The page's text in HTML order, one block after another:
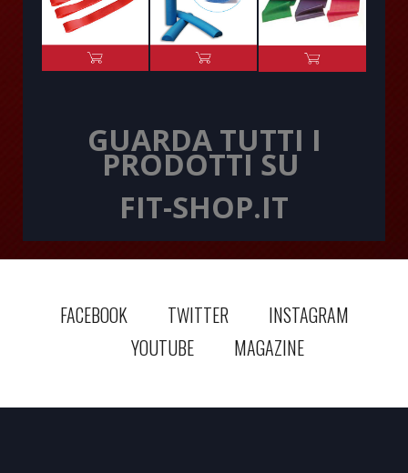
GUARDA TUTTI I
PRODOTTI SU
FIT-SHOP.IT
FACEBOOK TWITTER
INSTAGRAM
YOUTUBE
MAGAZINE